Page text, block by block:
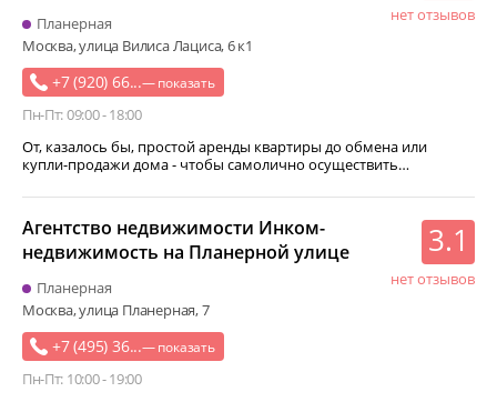
+7 (920) 66...— показать
Пн-Пт: 09:00 - 18:00
нет отзывов
Планерная
Москва, улица Вилиса Лациса, 6 к1
От, казалось бы, простой аренды квартиры до обмена или
купли-продажи дома - чтобы самолично осуществить…
+7 (495) 36...— показать
Пн-Пт: 10:00 - 19:00
Агентство недвижимости Инком-
недвижимость на Планерной улице
3.1
нет отзывов
Планерная
Москва, улица Планерная, 7